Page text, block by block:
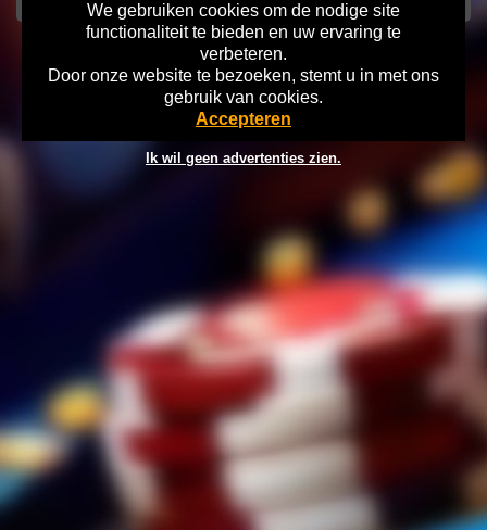
We gebruiken cookies om de nodige site
functionaliteit te bieden en uw ervaring te
verbeteren.
Door onze website te bezoeken, stemt u in met ons
gebruik van cookies.
Accepteren
Home Disclaimer
Gok Info
©2026 playtronics.nl Verantwoord Gokken Info, Wat kost gokken jou?
Stop op tijd, 18+
Ik wil geen advertenties zien.